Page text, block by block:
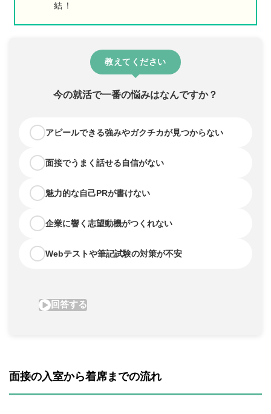
結！
面接の入室から着席までの流れ